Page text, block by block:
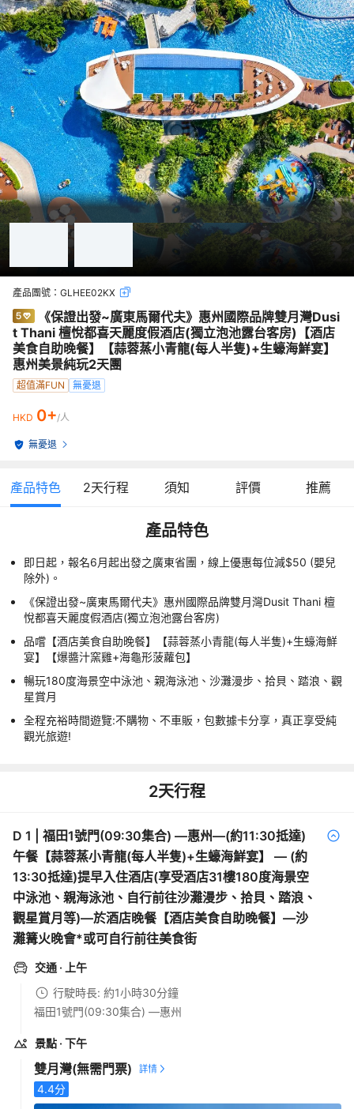
產品團號： GLHEE02KX
《保證出發~廣東馬爾代夫》惠州國際品牌雙月灣Dusi
t Thani 檀悅都喜天麗度假酒店(獨立泡池露台客房)【酒店
美食自助晚餐】【蒜蓉蒸小青龍(每人半隻)+生蠔海鮮宴】
惠州美景純玩2天團
超值滿FUN 無憂退
HKD 0+/人
無憂退
產品特色 2天行程 須知 評價 推薦
產品特色
即日起，報名6月起出發之廣東省團，線上優惠每位減$50 (嬰兒
除外)。
《保證出發~廣東馬爾代夫》惠州國際品牌雙月灣Dusit Thani 檀
悅都喜天麗度假酒店(獨立泡池露台客房)
品嚐【酒店美食自助晚餐】【蒜蓉蒸小青龍(每人半隻)+生蠔海鮮
宴】【爆醬汁窯雞+海龜形菠蘿包】
暢玩180度海景空中泳池、親海泳池、沙灘漫步、拾貝、踏浪、觀
星賞月
全程充裕時間遊覽:不購物、不車販，包數據卡分享，真正享受純
觀光旅遊!
2天行程
D 1
福田1號門(09:30集合) —惠州—(約11:30抵達)
午餐【蒜蓉蒸小青龍(每人半隻)+生蠔海鮮宴】 — (約
13:30抵達)提早入住酒店(享受酒店31樓180度海景空
中泳池、親海泳池、自行前往沙灘漫步、拾貝、踏浪、
觀星賞月等)—於酒店晚餐【酒店美食自助晚餐】—沙
灘篝火晚會*或可自行前往美食街
交通 · 上午
行駛時長: 約1小時30分鐘
福田1號門(09:30集合) —惠州
景點 · 下午
雙月灣(無需門票)
4.4分